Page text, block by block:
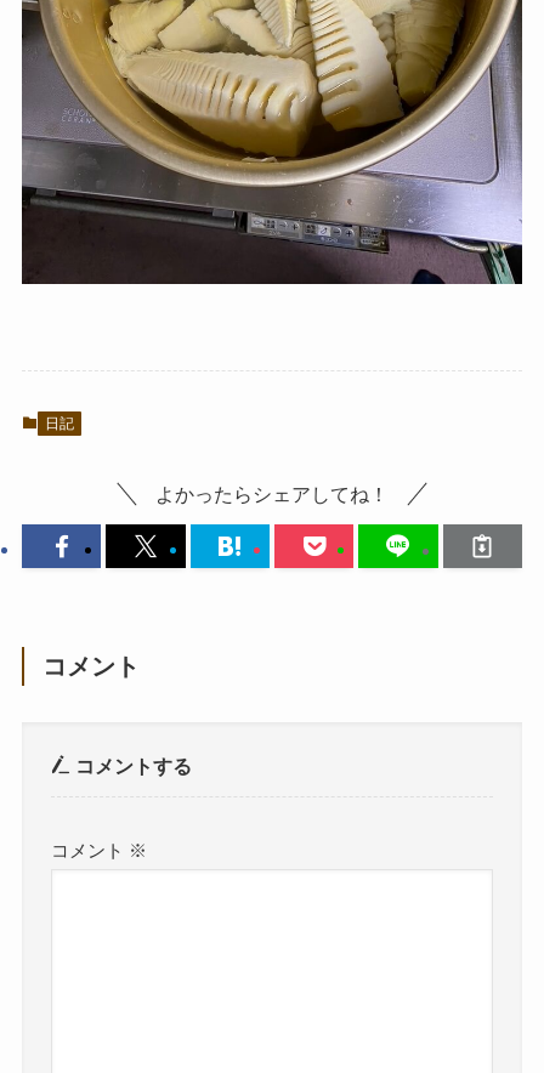
日記
よかったらシェアしてね！
コメント
コメントする
コメント ※